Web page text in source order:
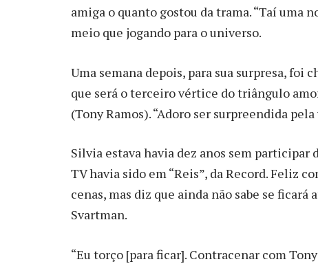
amiga o quanto gostou da trama. “Taí uma
meio que jogando para o universo.
Uma semana depois, para sua surpresa, foi
que será o terceiro vértice do triângulo
(Tony Ramos). “Adoro ser surpreendida
Silvia estava havia dez anos sem participar
TV havia sido em “Reis”, da Record. Feliz
cenas, mas diz que ainda não sabe se ficará
Svartman.
“Eu torço [para ficar]. Contracenar com